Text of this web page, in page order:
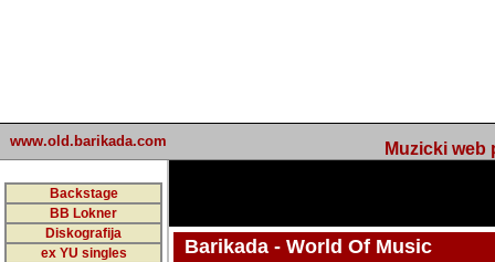
www.old.barikada.com Muzicki web
Backstage
BB Lokner
Diskografija
ex YU singles
Barikada - World Of Music